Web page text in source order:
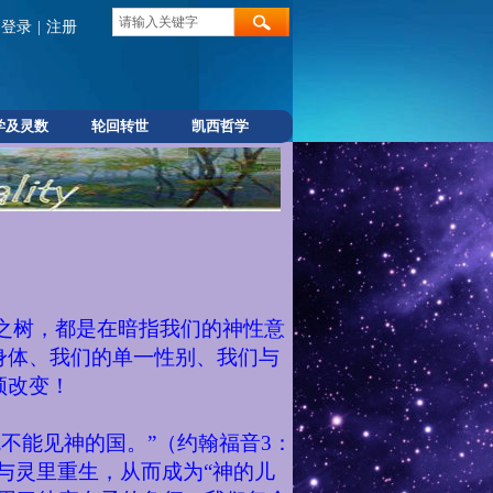
登录 注册
及灵数 轮回转世 凯西哲学
树，都是在暗指我们的神性意
、我们的单一性别、我们与
变！
能见神的国。”（约翰福音3 ：
灵里重生，从而成为“神的儿